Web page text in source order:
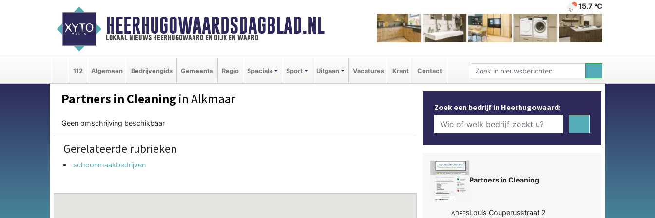
HEERHUGOWAARDSDAGBLAD.NL
lokaal nieuws heerhugowaard en dijk en waard
15.7 ℃
112 Algemeen Bedrijvengids Gemeente Regio Specials Sport Uitgaan Vacatures Krant Contact
Partners in Cleaning in Alkmaar
Geen omschrijving beschikbaar
Gerelateerde rubrieken
schoonmaakbedrijven
Zoek een bedrijf in Heerhugowaard:
Partners in Cleaning
ADRESLouis Couperusstraat 2